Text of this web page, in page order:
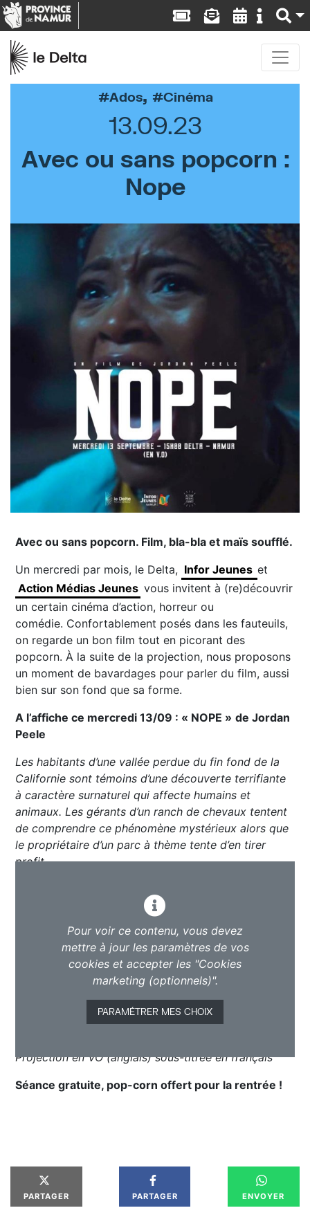
Ados, Cinéma
13.09.23
Avec ou sans popcorn :
Nope
Avec ou sans popcorn. Film, bla-bla et maïs soufflé.
Un mercredi par mois, le Delta, Infor Jeunes et
Action Médias Jeunes vous invitent à (re)découvrir
un certain cinéma d’action, horreur ou
comédie. Confortablement posés dans les fauteuils,
on regarde un bon film tout en picorant des
popcorn. À la suite de la projection, nous proposons
un moment de bavardages pour parler du film, aussi
bien sur son fond que sa forme.
A l’affiche ce mercredi 13/09 : « NOPE » de Jordan
Peele
Les habitants d’une vallée perdue du fin fond de la
Californie sont témoins d’une découverte terrifiante
à caractère surnaturel qui affecte humains et
animaux. Les gérants d’un ranch de chevaux tentent
de comprendre ce phénomène mystérieux alors que
le propriétaire d’un parc à thème tente d’en tirer
profit…
Pour voir ce contenu, vous devez
mettre à jour les paramètres de vos
cookies et accepter les "Cookies
marketing (optionnels)".
PARAMÉTRER MES CHOIX
Projection en VO (anglais) sous-titrée en français
Séance gratuite, pop-corn offert pour la rentrée !
PARTAGER PARTAGER ENVOYER